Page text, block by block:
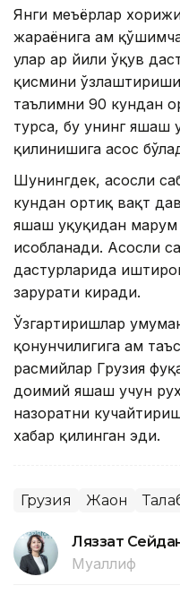
Янги меъёрлар
жараёнига ҳам
улар ҳар йили ўқув
қисмини
таълимни 90 кундан
турса, бу унинг яшаш
қилинишига асос
Шунингдек, асосли
кундан ортиқ вақт
яшаш ҳуқуқидан
ҳисобланади. Асосли
дастурларида
зарурати киради.
Ўзгартиришлар
қонунчилигига ҳам
расмийлар Грузия
доимий яшаш учун
назоратни
хабар қилинган эди.
Грузия Жаҳон
Ляззат
Муаллиф